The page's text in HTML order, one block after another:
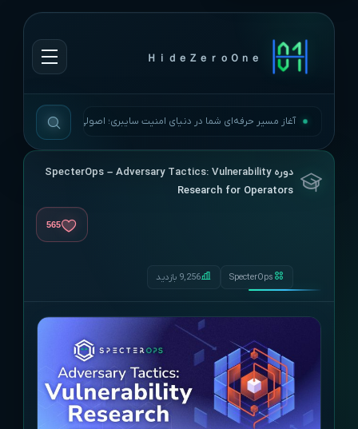
ＨｉｄｅＺｅｒｏＯｎｅ
آغاز مسیر حرفه‌ای شما در دنیای امنیت سایبری؛ اصولی، به‌روز و بی‌وقفه.
دوره SpecterOps – Adversary Tactics: Vulnerability
Research for Operators
565
SpecterOps 9,256 بازدید